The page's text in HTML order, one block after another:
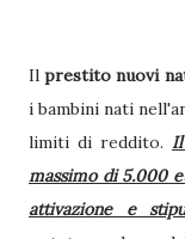
Ilprestito nuovi
i bambini nati
limiti di reddito. Il
massimo di 5.000
attivazione e